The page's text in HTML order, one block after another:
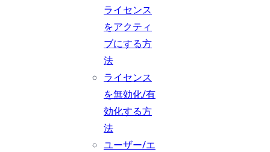
ライセンス
をアクティ
ブにする方
法
ライセンス
を無効化/有
効化する方
法
ユーザー/エ